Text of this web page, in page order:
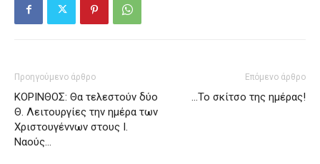
Προηγούμενο άρθρο
ΚΟΡΙΝΘΟΣ: Θα τελεστούν δύο
Θ. Λειτουργίες την ημέρα των
Χριστουγέννων στους Ι.
Ναούς…
Επόμενο άρθρο
…Το σκίτσο της ημέρας!